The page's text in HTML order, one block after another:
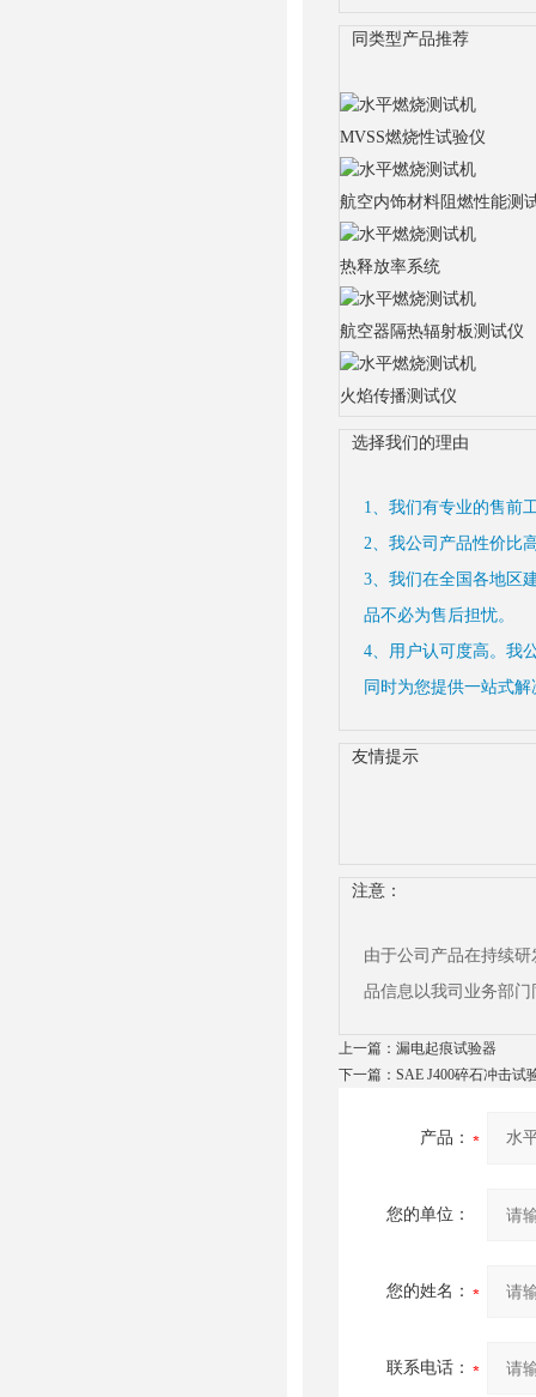
同类型产品推荐
MVSS燃烧性试验仪
航空内饰材料阻燃性能测
热释放率系统
航空器隔热辐射板测试仪
火焰传播测试仪
选择我们的理由
1、我们有专业的售前
2、我公司产品性价比
3、我们在全国各地区
品不必为售后担忧。
4、用户认可度高。我
同时为您提供一站式
友情提示
注意：
由于公司产品在持续
品信息以我司业务部
上一篇： 漏电起痕试验器
下一篇： SAE J400碎石冲击试
产品：
您的单位：
您的姓名：
联系电话：